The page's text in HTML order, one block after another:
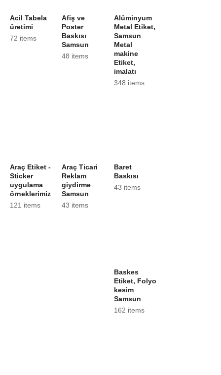
Acil Tabela
üretimi
72 items
Afiş ve
Poster
Baskısı
Samsun
48 items
Alüminyum
Metal Etiket,
Samsun
Metal
makine
Etiket,
imalatı
348 items
Araç Etiket -
Sticker
uygulama
örneklerimiz
121 items
Araç Ticari
Reklam
giydirme
Samsun
43 items
Baret
Baskısı
43 items
Baskes
Etiket, Folyo
kesim
Samsun
162 items